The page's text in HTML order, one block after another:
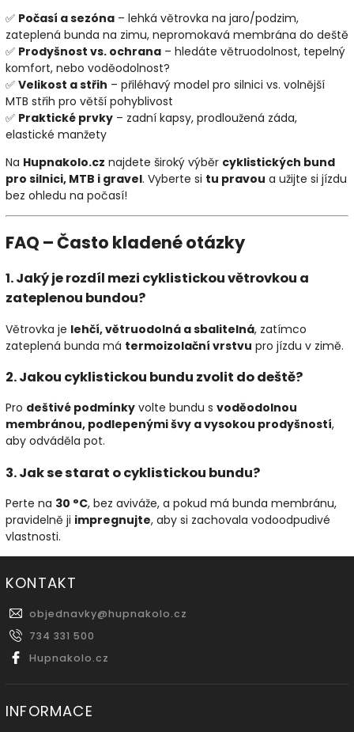
✅ Počasí a sezóna – lehká větrovka na jaro/podzim,
zateplená bunda na zimu, nepromokavá membrána do deště
✅ Prodyšnost vs. ochrana – hledáte větruodolnost, tepelný
komfort, nebo voděodolnost?
✅ Velikost a střih – přiléhavý model pro silnici vs. volnější
MTB střih pro větší pohyblivost
✅ Praktické prvky – zadní kapsy, prodloužená záda,
elastické manžety
Na Hupnakolo.cz najdete široký výběr cyklistických bund
pro silnici, MTB i gravel. Vyberte si tu pravou a užijte si jízdu
bez ohledu na počasí!
FAQ – Často kladené otázky
1. Jaký je rozdíl mezi cyklistickou větrovkou a
zateplenou bundou?
Větrovka je lehčí, větruodolná a sbalitelná, zatímco
zateplená bunda má termoizolační vrstvu pro jízdu v zimě.
2. Jakou cyklistickou bundu zvolit do deště?
Pro deštivé podmínky volte bundu s voděodolnou
membránou, podlepenými švy a vysokou prodyšností,
aby odváděla pot.
3. Jak se starat o cyklistickou bundu?
Perte na 30 °C, bez aviváže, a pokud má bunda membránu,
pravidelně ji impregnujte, aby si zachovala vodoodpudivé
vlastnosti.
KONTAKT
objednavky@hupnakolo.cz
734 331 500
Hupnakolo.cz
INFORMACE